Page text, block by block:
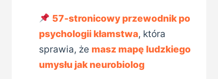
57-stronicowy przewodnik po
psychologii kłamstwa, która
sprawia, że masz mapę ludzkiego
umysłu jak neurobiolog